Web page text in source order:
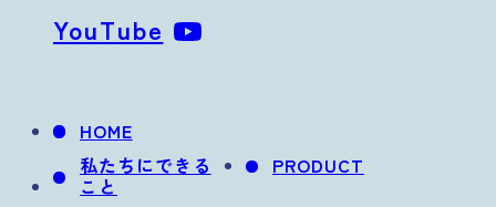
YouTube
HOME
私たちにできる
こと
PRODUCT